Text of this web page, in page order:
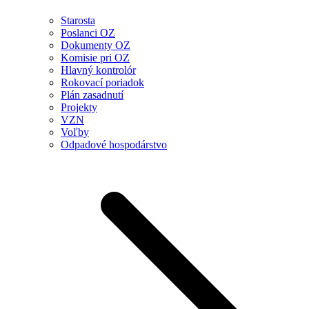
Starosta
Poslanci OZ
Dokumenty OZ
Komisie pri OZ
Hlavný kontrolór
Rokovací poriadok
Plán zasadnutí
Projekty
VZN
Voľby
Odpadové hospodárstvo